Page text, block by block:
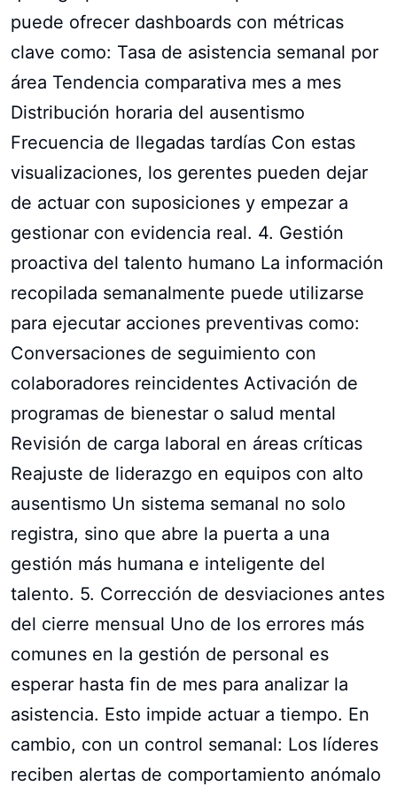
puede ofrecer dashboards con métricas
clave como: Tasa de asistencia semanal por
área Tendencia comparativa mes a mes
Distribución horaria del ausentismo
Frecuencia de llegadas tardías Con estas
visualizaciones, los gerentes pueden dejar
de actuar con suposiciones y empezar a
gestionar con evidencia real. 4. Gestión
proactiva del talento humano La información
recopilada semanalmente puede utilizarse
para ejecutar acciones preventivas como:
Conversaciones de seguimiento con
colaboradores reincidentes Activación de
programas de bienestar o salud mental
Revisión de carga laboral en áreas críticas
Reajuste de liderazgo en equipos con alto
ausentismo Un sistema semanal no solo
registra, sino que abre la puerta a una
gestión más humana e inteligente del
talento. 5. Corrección de desviaciones antes
del cierre mensual Uno de los errores más
comunes en la gestión de personal es
esperar hasta fin de mes para analizar la
asistencia. Esto impide actuar a tiempo. En
cambio, con un control semanal: Los líderes
reciben alertas de comportamiento anómalo